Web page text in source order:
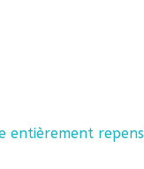
entièrement